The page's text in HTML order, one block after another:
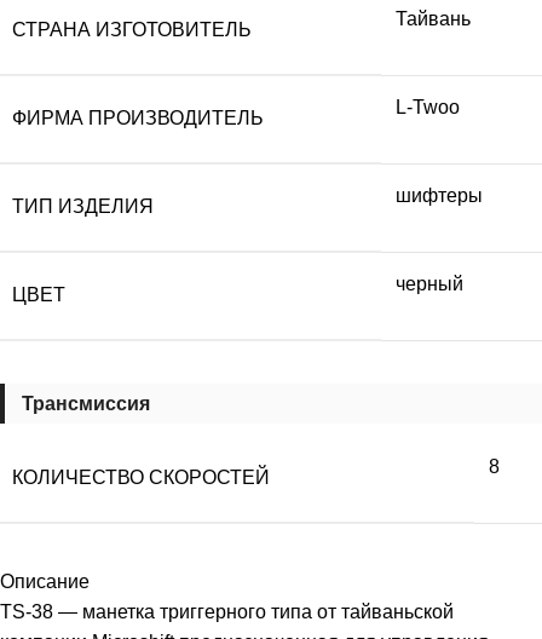
СТРАНА ИЗГОТОВИТЕЛЬ
Тайвань
ФИРМА ПРОИЗВОДИТЕЛЬ
L-Twoo
ТИП ИЗДЕЛИЯ
шифтеры
ЦВЕТ
черный
Трансмиссия
КОЛИЧЕСТВО СКОРОСТЕЙ
8
Описание
TS-38 — манетка триггерного типа от тайваньской